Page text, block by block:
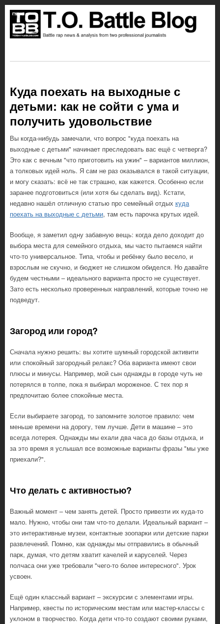
Куда поехать на выходные с
детьми: как не сойти с ума и
получить удовольствие
Вы когда-нибудь замечали, что вопрос "куда поехать на
выходные с детьми" начинает преследовать вас ещё с четверга?
Это как с вечным "что приготовить на ужин" – вариантов миллион,
а толковых идей ноль. Я сам не раз оказывался в такой ситуации,
и могу сказать: всё не так страшно, как кажется. Особенно если
заранее подготовиться (или хотя бы сделать вид). Кстати,
недавно нашёл отличную статью про семейный отдых куда
поехать на выходные с детьми, там есть парочка крутых идей.
Вообще, я заметил одну забавную вещь: когда дело доходит до
выбора места для семейного отдыха, мы часто пытаемся найти
что-то универсальное. Типа, чтобы и ребёнку было весело, и
взрослым не скучно, и бюджет не слишком обиделся. Но давайте
будем честными – идеального варианта просто не существует.
Зато есть несколько проверенных направлений, которые точно не
подведут.
Загород или город?
Сначала нужно решить: вы хотите шумный городской активити
или спокойный загородный релакс? Оба варианта имеют свои
плюсы и минусы. Например, мой сын однажды в городе чуть не
потерялся в толпе, пока я выбирал мороженое. С тех пор я
предпочитаю более спокойные места.
Если выбираете загород, то запомните золотое правило: чем
меньше времени на дорогу, тем лучше. Дети в машине – это
всегда лотерея. Однажды мы ехали два часа до базы отдыха, и
за это время я услышал все возможные варианты фразы "мы уже
приехали?".
Что делать с активностью?
Важный момент – чем занять детей. Просто привезти их куда-то
мало. Нужно, чтобы они там что-то делали. Идеальный вариант –
это интерактивные музеи, контактные зоопарки или детские парки
развлечений. Помню, как однажды мы отправились в обычный
парк, думая, что детям хватит качелей и каруселей. Через
полчаса они уже требовали "чего-то более интересного". Урок
усвоен.
Ещё один классный вариант – экскурсии с элементами игры.
Например, квесты по историческим местам или мастер-классы с
уклоном в творчество. Когда дети что-то создают своими руками,